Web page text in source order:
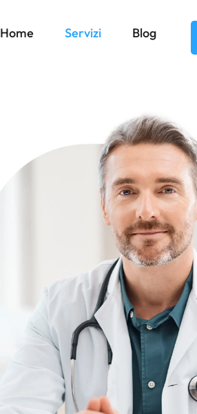
Home Servizi Blog